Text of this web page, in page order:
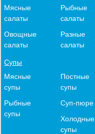
Мясные
салаты
Овощные
салаты
Рыбные
салаты
Разные
салаты
Супы
Мясные
супы
Рыбные
супы
Постные
супы
Суп-пюре
Холодные
супы